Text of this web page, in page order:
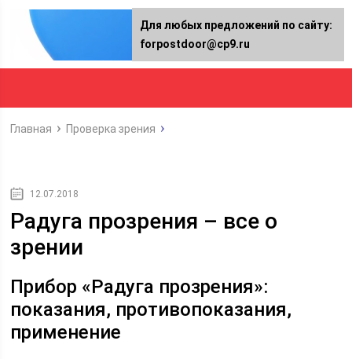
Главная Проверка зрения
12.07.2018
Радуга прозрения – все о
зрении
Прибор «Радуга прозрения»:
показания, противопоказания,
применение
Для любых предложений по сайту:
forpostdoor@cp9.ru